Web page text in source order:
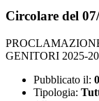
Circolare del
GENITORI 2025-
Pubblicato il:
Tipologia: